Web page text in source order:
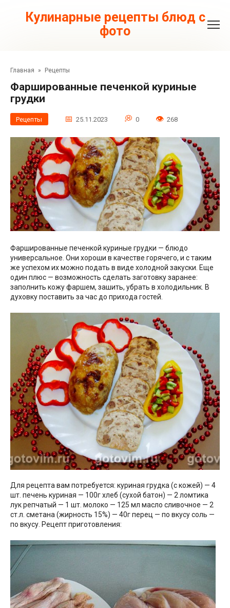
контентуКулинарные рецепты блюд с
фото
Главная » Рецепты
Фаршированные печенкой куриные
грудки
Рецепты 25.11.2023 0 268
Фаршированные печенкой куриные грудки — блюдо
универсальное. Они хороши в качестве горячего, и с таким
же успехом их можно подать в виде холодной закуски. Еще
один плюс — возможность сделать заготовку заранее:
заполнить кожу фаршем, зашить, убрать в холодильник. В
духовку поставить за час до прихода гостей.
Для рецепта вам потребуется: куриная грудка (с кожей) — 4
шт. печень куриная — 100г хлеб (сухой батон) — 2 ломтика
лук репчатый — 1 шт. молоко — 125 мл масло сливочное — 2
ст.л. сметана (жирность 15%) — 40г перец — по вкусу соль —
по вкусу. Рецепт приготовления: